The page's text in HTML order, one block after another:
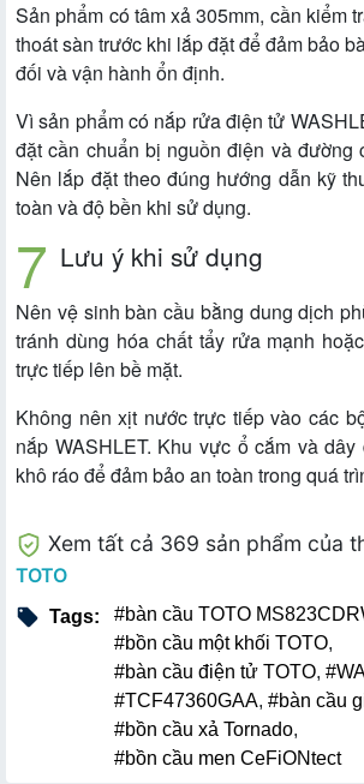
Sản phẩm có tâm xả 305mm, cần kiểm
thoát sàn trước khi lắp đặt để đảm bảo
đối và vận hành ổn định.
Vì sản phẩm có nắp rửa điện tử
đặt cần chuẩn bị nguồn điện và đường
Nên lắp đặt theo đúng hướng dẫn kỹ
toàn và độ bền khi sử dụng.
Lưu ý khi sử dụng
Nên vệ sinh bàn cầu bằng dung dịch
tránh dùng hóa chất tẩy rửa mạnh
trực tiếp lên bề mặt.
Không nên xịt nước trực tiếp vào các
nắp WASHLET. Khu vực ổ cắm và
khô ráo để đảm bảo an toàn trong quá
Xem tất cả 369 sản phẩm của
TOTO
Tags: #bàn cầu TOTO
#bồn cầu một khối TOTO,
#bàn cầu điện tử TOTO,
#TCF47360GAA, #bàn cầu
#bồn cầu xả Tornado,
#bồn cầu men CeFiONtect